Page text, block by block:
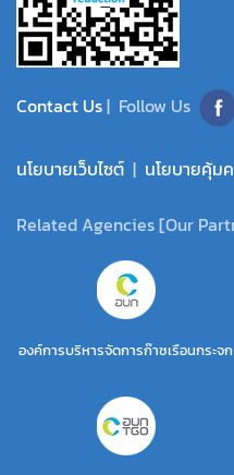
Contact Us| Follow Us
นโยบายเว็บไซต์ | นโยบายคุ้ม
Related Agencies [Our
องค์การบริหารจัดการก๊าซเรือนกระจก